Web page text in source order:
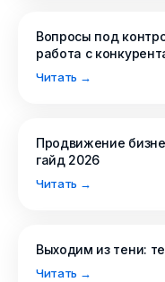
Вопросы под
работа с
Читать →
Продвижение
гайд 2026
Читать →
Выходим из тени:
Читать →